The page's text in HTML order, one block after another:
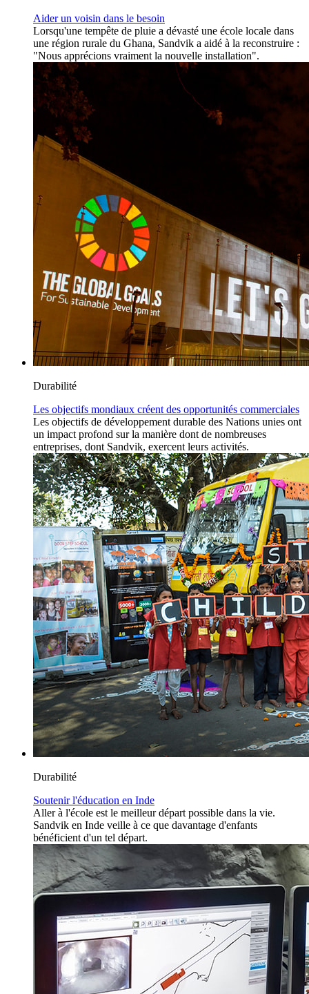
Aider un voisin dans le besoin
Lorsqu'une tempête de pluie a dévasté une école locale dans
une région rurale du Ghana, Sandvik a aidé à la reconstruire :
"Nous apprécions vraiment la nouvelle installation".
Durabilité
Les objectifs mondiaux créent des opportunités commerciales
Les objectifs de développement durable des Nations unies ont
un impact profond sur la manière dont de nombreuses
entreprises, dont Sandvik, exercent leurs activités.
Durabilité
Soutenir l'éducation en Inde
Aller à l'école est le meilleur départ possible dans la vie.
Sandvik en Inde veille à ce que davantage d'enfants
bénéficient d'un tel départ.